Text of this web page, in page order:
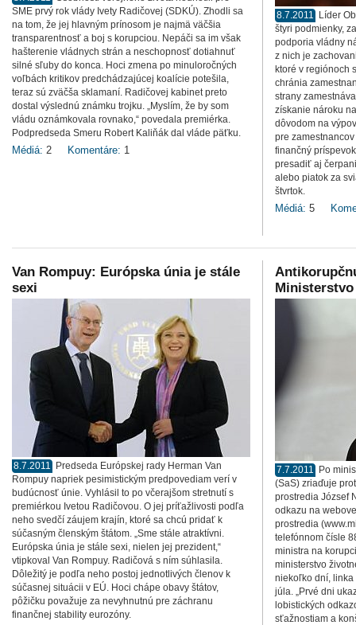
SME prvý rok vlády Ivety Radičovej (SDKÚ). Zhodli sa
na tom, že jej hlavným prínosom je najmä väčšia
transparentnosť a boj s korupciou. Nepáči sa im však
hašterenie vládnych strán a neschopnosť dotiahnuť
silné sľuby do konca. Hoci zmena po minuloročných
voľbách kritikov predchádzajúcej koalície potešila,
teraz sú zväčša sklamaní. Radičovej kabinet preto
dostal výslednú známku trojku. „Myslím, že by som
vládu oznámkovala rovnako,“ povedala premiérka.
Podpredseda Smeru Robert Kaliňák dal vláde päťku.
Médiá: 2 Komentáre: 1
8.7.2011
Líder
štyri podmienky,
podporia vládny
z nich je
ktoré v regiónoch
chránia
strany
získanie nároku
dôvodom na
pre
finančný
presadiť aj
alebo piatok za
štvrtok.
Médiá: 5
Van Rompuy: Európska únia je stále
sexi
8.7.2011
Predseda Európskej rady Herman Van
Rompuy napriek pesimistickým predpovediam verí v
budúcnosť únie. Vyhlásil to po včerajšom stretnutí s
premiérkou Ivetou Radičovou. O jej príťažlivosti podľa
neho svedčí záujem krajín, ktoré sa chcú pridať k
súčasným členským štátom. „Sme stále atraktívni.
Európska únia je stále sexi, nielen jej prezident,“
vtipkoval Van Rompuy. Radičová s ním súhlasila.
Dôležitý je podľa neho postoj jednotlivých členov k
súčasnej situácii v EÚ. Hoci chápe obavy štátov,
pôžičku považuje za nevyhnutnú pre záchranu
finančnej stability eurozóny.
7.7.2011
Po
(SaS) zriaďuje
prostredia József
odkazu na
prostredia
telefónnom čísle
ministra na
ministerstvo
niekoľko dní, linka
júla. „Prvé dni
lobistických
sťažnostiam a